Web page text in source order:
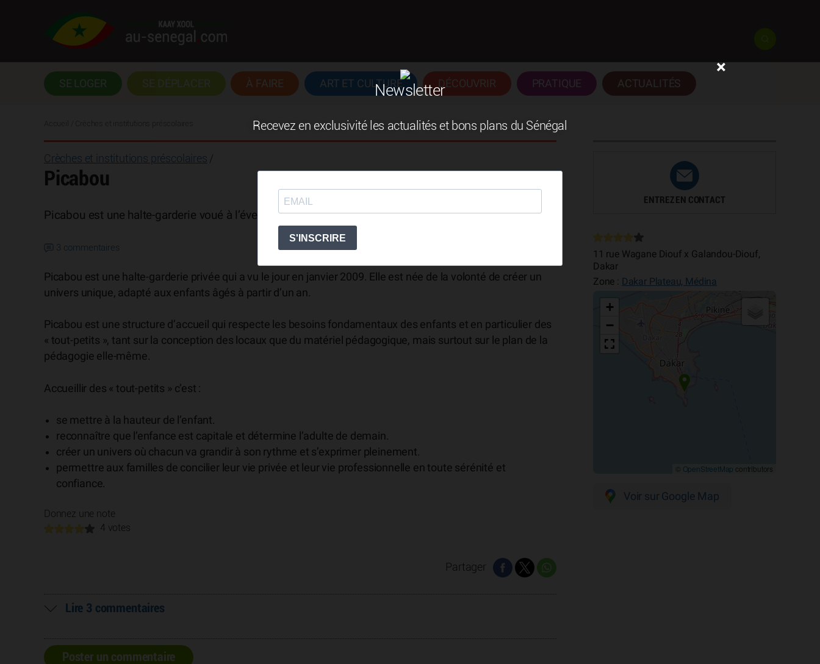
SE LOGER SE DÉPLACER À FAIRE ART ET CULTURE DÉCOUVRIR PRATIQUE ACTUALITÉS
Crèches et institutions préscolaires /
Picabou
Picabou est une halte-garderie voué à l’éveil des enfants de 1 à 10 ans.
3 commentaires
Picabou est une halte-garderie privée qui a vu le jour en janvier 2009. Elle est née de la volonté de créer un
univers unique, adapté aux enfants âgés à partir d’un an.
Picabou est une structure d’accueil qui respecte les besoins fondamentaux des enfants et en particulier des
« tout-petits », tant sur la conception des locaux que du matériel pédagogique, mais surtout sur le plan de la
pédagogie elle-même.
Accueillir des « tout-petits » c’est :
se mettre à la hauteur de l’enfant.
reconnaître que l’enfance est capitale et détermine l’adulte de demain.
créer un univers où chacun va grandir à son rythme et s’exprimer pleinement.
permettre aux familles de concilier leur vie privée et leur vie professionnelle en toute sérénité et
confiance.
Donnez une note
4 votes
Partager
Lire 3 commentaires
Poster un commentaire
ENTREZ EN CONTACT
11 rue Wagane Diouf x Galandou-Diouf,
Dakar
Zone : Dakar Plateau, Médina
+
−
OpenStreetMap contributors
Voir sur Google Map
×
Newsletter
Recevez en exclusivité les actualités et bons plans du Sénégal